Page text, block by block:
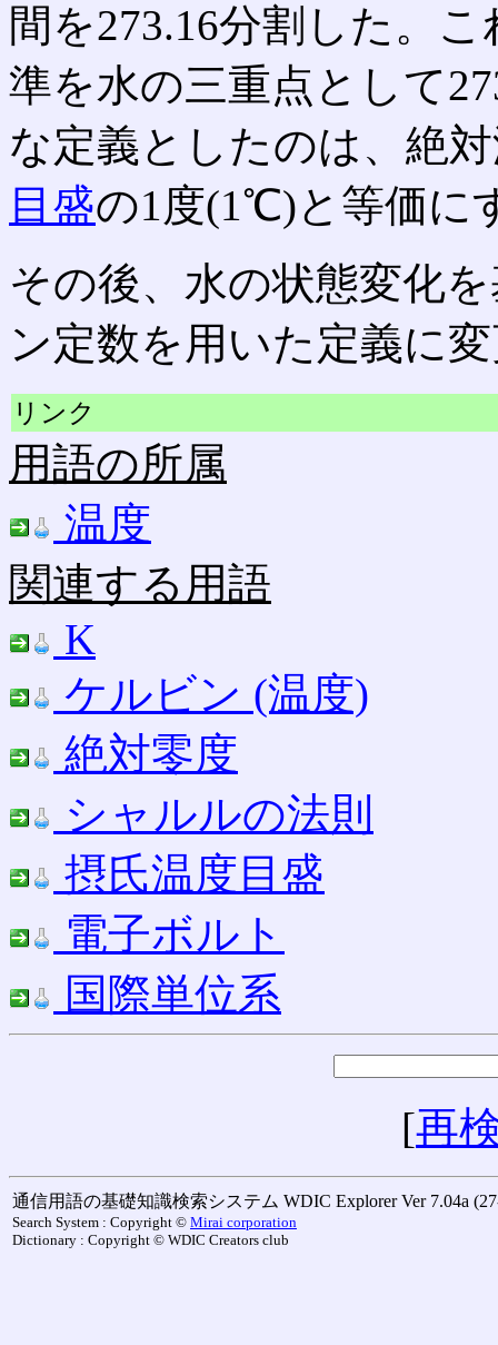
間を273.16分割した。
準を水の三重点として
な定義としたのは、絶
目盛の1度(1℃)と等価に
その後、水の状態変化
ン定数を用いた定義に
リンク
用語の所属
温度
関連する用語
K
ケルビン (温度)
絶対零度
シャルルの法則
摂氏温度目盛
電子ボルト
国際単位系
[再
通信用語の基礎知識検索システム WDIC Explorer Ver 7.04a
Search System : Copyright © Mirai corporation
Dictionary : Copyright © WDIC Creators club